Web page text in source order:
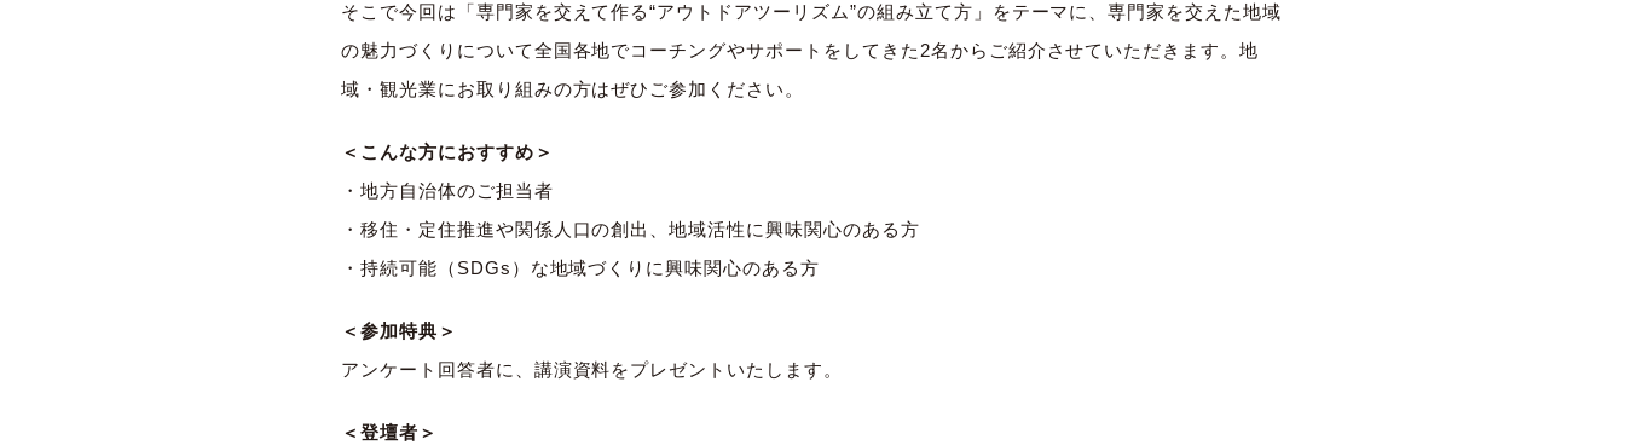
そこで今回は「専門家を交えて作る“アウトドアツーリズム”の組み立て方」をテーマに、専門家を交えた地域
の魅力づくりについて全国各地でコーチングやサポートをしてきた2名からご紹介させていただきます。地
域・観光業にお取り組みの方はぜひご参加ください。
＜こんな方におすすめ＞
・地方自治体のご担当者
・移住・定住推進や関係人口の創出、地域活性に興味関心のある方
・持続可能（SDGs）な地域づくりに興味関心のある方
＜参加特典＞
アンケート回答者に、講演資料をプレゼントいたします。
＜登壇者＞